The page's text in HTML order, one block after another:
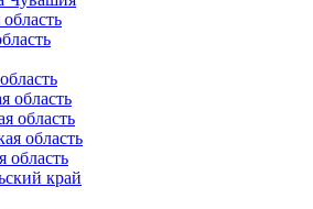
область
область
область
область
край